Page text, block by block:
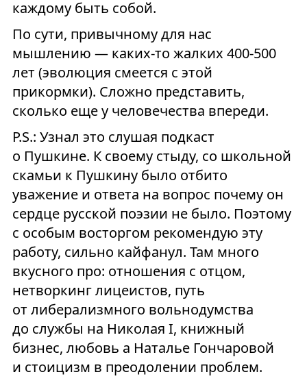
каждому быть собой.
По сути, привычному для нас
мышлению — каких-то жалких 400-500
лет (эволюция смеется с этой
прикормки). Сложно представить,
сколько еще у человечества впереди.
P.S.: Узнал это слушая подкаст
о Пушкине. К своему стыду, со школьной
скамьи к Пушкину было отбито
уважение и ответа на вопрос почему он
сердце русской поэзии не было. Поэтому
с особым восторгом рекомендую эту
работу, сильно кайфанул. Там много
вкусного про: отношения с отцом,
нетворкинг лицеистов, путь
от либерализмного вольнодумства
до службы на Николая I, книжный
бизнес, любовь а Наталье Гончаровой
и стоицизм в преодолении проблем.